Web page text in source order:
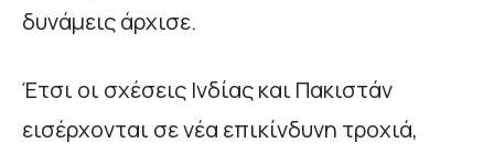
δυνάμεις άρχισε.
Έτσι οι σχέσεις Ινδίας και Πακιστάν
εισέρχονται σε νέα επικίνδυνη τροχιά,